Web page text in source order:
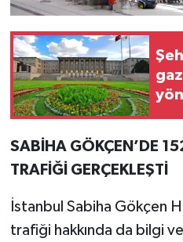
SABİHA GÖKÇEN’DE
TRAFİĞİ GERÇEKLEŞTİ
İstanbul Sabiha Gökçen
trafiği hakkında da bilgi